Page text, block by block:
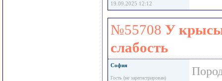
19.09.2025 12:12
№55708 У
слабость
София
Гость (не зарегистрирован)